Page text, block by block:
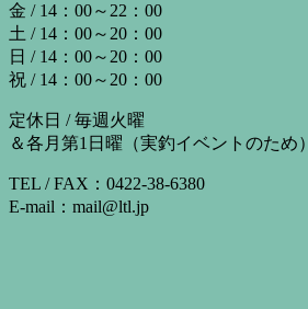
金 / 14：00～22：00
土 / 14：00～20：00
日 / 14：00～20：00
祝 / 14：00～20：00
定休日 / 毎週火曜
＆各月第1日曜（実釣イベントのため）
TEL / FAX：0422-38-6380
E-mail：mail@ltl.jp